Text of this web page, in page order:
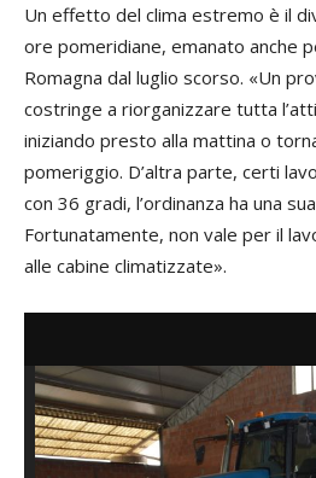
Un effetto del clima estremo è il
ore pomeridiane, emanato anche
Romagna dal luglio scorso. «Un
costringe a riorganizzare tutta
iniziando presto alla mattina o
pomeriggio. D’altra parte, certi
con 36 gradi, l’ordinanza ha una
Fortunatamente, non vale per il
alle cabine climatizzate».